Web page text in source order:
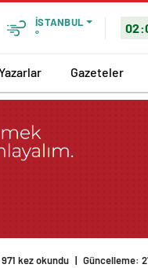
İSTANBUL
°
Gazeteler
971 kez okundu | Güncelleme: